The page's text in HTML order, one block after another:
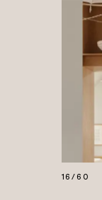
16/60